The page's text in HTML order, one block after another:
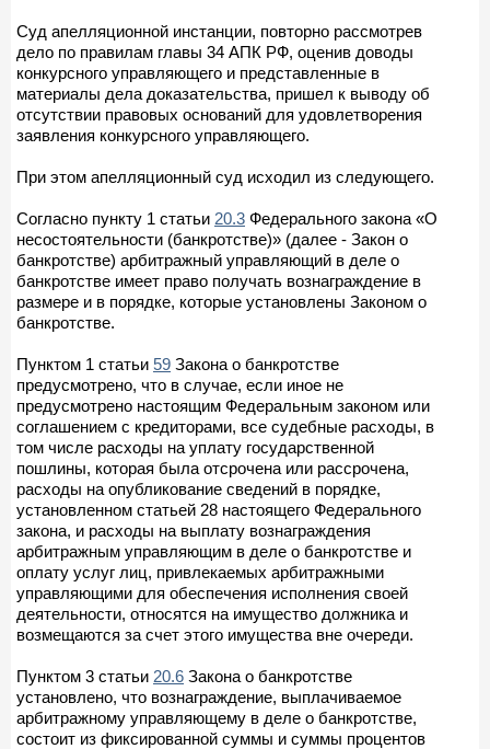
Суд апелляционной инстанции, повторно рассмотрев
дело по правилам главы 34 АПК РФ, оценив доводы
конкурсного управляющего и представленные в
материалы дела доказательства, пришел к выводу об
отсутствии правовых оснований для удовлетворения
заявления конкурсного управляющего.
При этом апелляционный суд исходил из следующего.
Согласно пункту 1 статьи 20.3 Федерального закона «О
несостоятельности (банкротстве)» (далее - Закон о
банкротстве) арбитражный управляющий в деле о
банкротстве имеет право получать вознаграждение в
размере и в порядке, которые установлены Законом о
банкротстве.
Пунктом 1 статьи 59 Закона о банкротстве
предусмотрено, что в случае, если иное не
предусмотрено настоящим Федеральным законом или
соглашением с кредиторами, все судебные расходы, в
том числе расходы на уплату государственной
пошлины, которая была отсрочена или рассрочена,
расходы на опубликование сведений в порядке,
установленном статьей 28 настоящего Федерального
закона, и расходы на выплату вознаграждения
арбитражным управляющим в деле о банкротстве и
оплату услуг лиц, привлекаемых арбитражными
управляющими для обеспечения исполнения своей
деятельности, относятся на имущество должника и
возмещаются за счет этого имущества вне очереди.
Пунктом 3 статьи 20.6 Закона о банкротстве
установлено, что вознаграждение, выплачиваемое
арбитражному управляющему в деле о банкротстве,
состоит из фиксированной суммы и суммы процентов